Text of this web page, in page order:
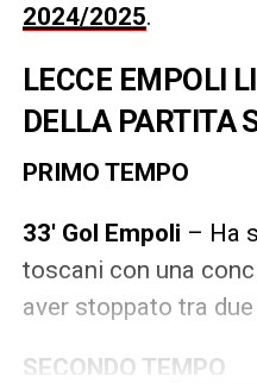
2024/2025.
LECCE EMPOLI
DELLA PARTITA
PRIMO TEMPO
33′ Gol Empoli – Ha
toscani con una
aver stoppato tra
SECONDO TEMPO